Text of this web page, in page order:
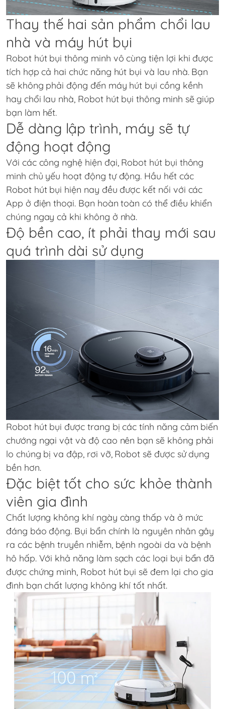
Thay thế hai sản phẩm chổi lau
nhà và máy hút bụi
Robot hút bụi thông minh vô cùng tiện lợi khi được
tích hợp cả hai chức năng hút bụi và lau nhà. Bạn
sẽ không phải động đến máy hút bụi cồng kềnh
hay chổi lau nhà, Robot hút bụi thông minh sẽ giúp
bạn làm hết.
Dễ dàng lập trình, máy sẽ tự
động hoạt động
Với các công nghệ hiện đại, Robot hút bụi thông
minh chủ yếu hoạt động tự động. Hầu hết các
Robot hút bụi hiện nay đều được kết nối với các
App ở điện thoại. Bạn hoàn toàn có thể điều khiển
chúng ngay cả khi không ở nhà.
Độ bền cao, ít phải thay mới sau
quá trình dài sử dụng
Robot hút bụi được trang bị các tính năng cảm biến
chướng ngại vật và độ cao nên bạn sẽ không phải
lo chúng bị va đập, rơi vỡ, Robot sẽ được sử dụng
bền hơn.
Đặc biệt tốt cho sức khỏe thành
viên gia đình
Chất lượng không khí ngày càng thấp và ở mức
đáng báo động. Bụi bẩn chính là nguyên nhân gây
ra các bệnh truyền nhiễm, bệnh ngoài da và bệnh
hô hấp. Với khả năng làm sạch các loại bụi bẩn đã
được chứng minh, Robot hút bụi sẽ đem lại cho gia
đình bạn chất lượng không khí tốt nhất.